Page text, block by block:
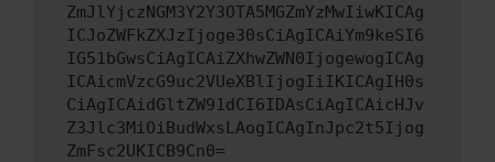
ZmJlYjczNGM3Y2Y3OTA5MGZmYzMwIiwKICAg
ICJoZWFkZXJzIjoge30sCiAgICAiYm9keSI6
IG51bGwsCiAgICAiZXhwZWN0IjogewogICAg
ICAicmVzcG9uc2VUeXBlIjogIiIKICAgIH0s
CiAgICAidGltZW91dCI6IDAsCiAgICAicHJv
Z3Jlc3MiOiBudWxsLAogICAgInJpc2t5Ijog
ZmFsc2UKICB9Cn0=